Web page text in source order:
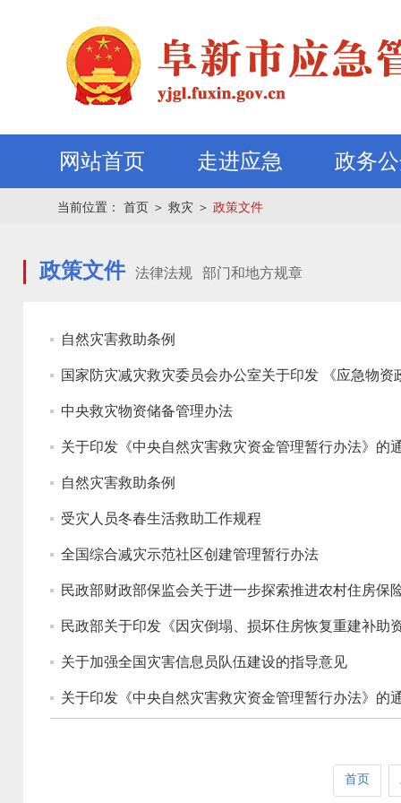
网站首页 走进应急 政务
当前位置： 首页 ＞ 救灾 ＞ 政策文件
政策文件 法律法规 部门和地方规章
自然灾害救助条例
国家防灾减灾救灾委员会办公室关于印发 《应急物
中央救灾物资储备管理办法
关于印发《中央自然灾害救灾资金管理暂行办法》的
自然灾害救助条例
受灾人员冬春生活救助工作规程
全国综合减灾示范社区创建管理暂行办法
民政部财政部保监会关于进一步探索推进农村住房保
民政部关于印发《因灾倒塌、损坏住房恢复重建补助
关于加强全国灾害信息员队伍建设的指导意见
关于印发《中央自然灾害救灾资金管理暂行办法》的
首页